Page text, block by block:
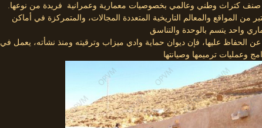
صنف كتراث وطني وعالمي بخصوصيات معمارية وعمرانية فريدة من نوعها.
المواقع والمعالم التاريخية المتعددة المجالات، والمتمركزة في أماكن
عن الحفاظ عليها، فإن ديوان حماية وادي ميزاب وترقيته ومنذ نشأته، يعمل في